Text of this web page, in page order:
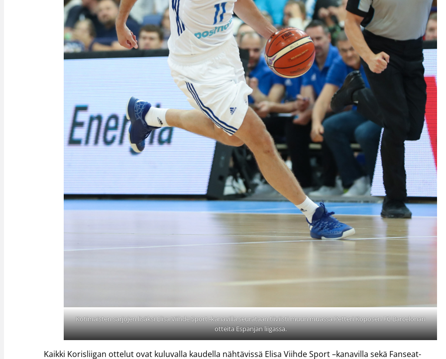
Kotimaisten sarjojen lisäksi Elisa Viihde Sport -kanavilla seurataan tiiviisti muun muassa Petteri Koposen FC Barcelonan
otteita Espanjan liigassa.
Kaikki Korisliigan ottelut ovat kuluvalla kaudella nähtävissä Elisa Viihde Sport –kanavilla sekä Fanseat-